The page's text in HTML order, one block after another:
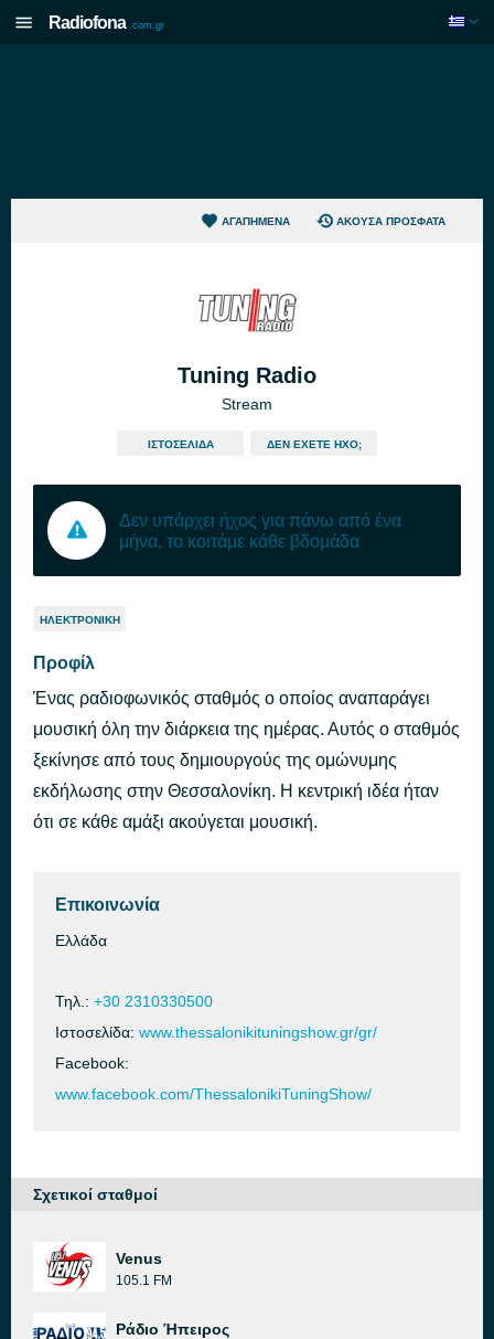
Radiofona .com.gr
ΑΓΑΠΗΜΈΝΑ ΆΚΟΥΣΑ ΠΡΌΣΦΑΤΑ
Tuning Radio
Stream
ΙΣΤΟΣΕΛΊΔΑ ΔΕΝ ΈΧΕΤΕ ΉΧΟ;
Δεν υπάρχει ήχος για πάνω από ένα
μήνα, το κοιτάμε κάθε βδομάδα
ΗΛΕΚΤΡΟΝΙΚΉ
Προφίλ
Ένας ραδιοφωνικός σταθμός ο οποίος αναπαράγει
μουσική όλη την διάρκεια της ημέρας. Αυτός ο σταθμός
ξεκίνησε από τους δημιουργούς της ομώνυμης
εκδήλωσης στην Θεσσαλονίκη. Η κεντρική ιδέα ήταν
ότι σε κάθε αμάξι ακούγεται μουσική.
Επικοινωνία
Ελλάδα
Τηλ.: +30 2310330500
Ιστοσελίδα: www.thessalonikituningshow.gr/gr/
Facebook:
www.facebook.com/ThessalonikiTuningShow/
Σχετικοί σταθμοί
Venus
105.1 FM
Ράδιο Ήπειρος